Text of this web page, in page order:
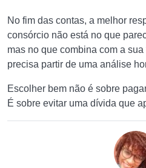
No fim das contas, a melhor
consórcio não está no que
mas no que combina com a
precisa partir de uma análise
Escolher bem não é sobre
É sobre evitar uma dívida que